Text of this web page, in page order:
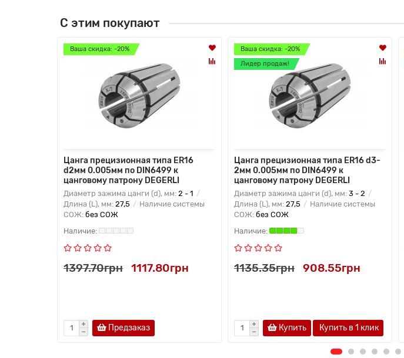
С этим покупают
Ваша скидка: -20%
Цанга прецизионная типа ER16
d2мм 0.005мм по DIN6499 к
цанговому патрону DEGERLI
Диаметр зажима цанги (d), мм: 2 - 1
Длина (L), мм: 27,5
Наличие системы
СОЖ: без СОЖ
1397.70грн 1117.80грн
Предзаказ
Ваша скидка: -20%
Лидер продаж!
Цанга прецизионная типа ER16 d3-
2мм 0.005мм по DIN6499 к
цанговому патрону DEGERLI
Диаметр зажима цанги (d), мм: 3 - 2
Длина (L), мм: 27,5
Наличие системы
СОЖ: без СОЖ
1135.35грн 908.55грн
Купить Купить в 1 клик